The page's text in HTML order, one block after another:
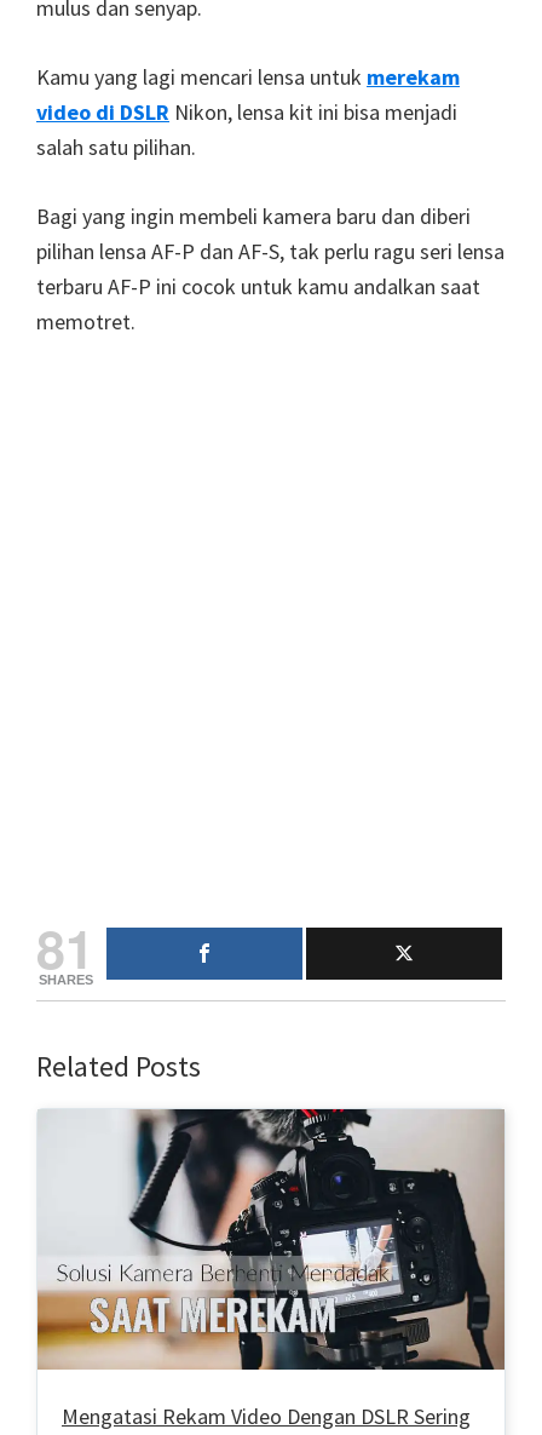
mulus dan senyap.
Kamu yang lagi mencari lensa untuk merekam
video di DSLR Nikon, lensa kit ini bisa menjadi
salah satu pilihan.
Bagi yang ingin membeli kamera baru dan diberi
pilihan lensa AF-P dan AF-S, tak perlu ragu seri lensa
terbaru AF-P ini cocok untuk kamu andalkan saat
memotret.
81
SHARES
Related Posts
Mengatasi Rekam Video Dengan DSLR Sering